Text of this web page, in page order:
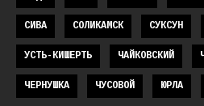
СИВА СОЛИКАМСК СУКСУН
УСТЬ-КИШЕРТЬ ЧАЙКОВСКИЙ
ЧЕРНУШКА ЧУСОВОЙ ЮРЛА